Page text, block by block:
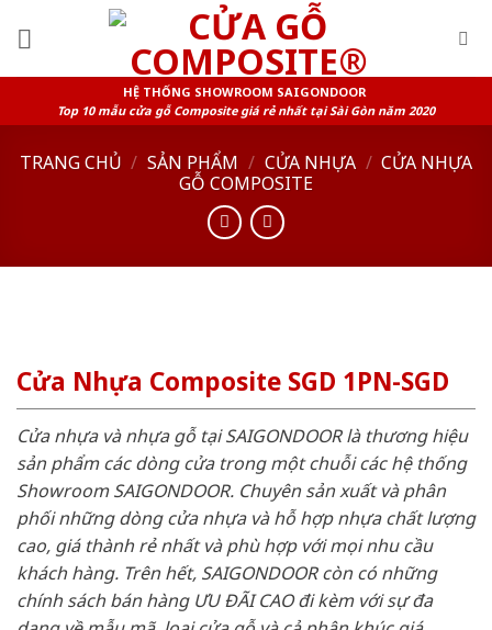
HỆ THỐNG SHOWROOM SAIGONDOOR
Top 10 mẫu cửa gỗ Composite giá rẻ nhất tại Sài Gòn năm 2020
TRANG CHỦ / SẢN PHẨM / CỬA NHỰA / CỬA NHỰA
GỖ COMPOSITE
Cửa Nhựa Composite SGD 1PN-SGD
Cửa nhựa và nhựa gỗ tại SAIGONDOOR là thương hiệu
sản phẩm các dòng cửa trong một chuỗi các hệ thống
Showroom SAIGONDOOR. Chuyên sản xuất và phân
phối những dòng cửa nhựa và hỗ hợp nhựa chất lượng
cao, giá thành rẻ nhất và phù hợp với mọi nhu cầu
khách hàng. Trên hết, SAIGONDOOR còn có những
chính sách bán hàng ƯU ĐÃI CAO đi kèm với sự đa